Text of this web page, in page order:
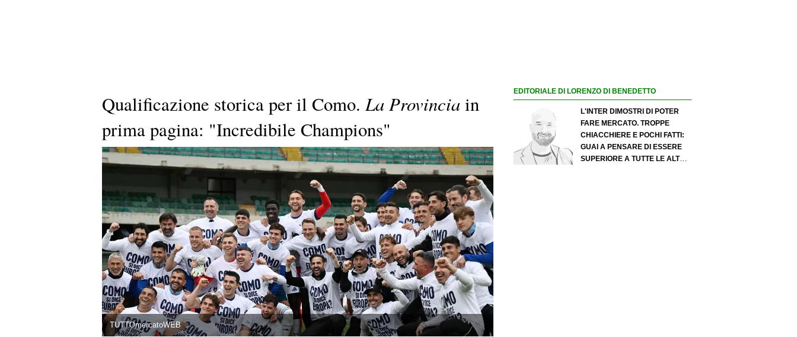
Qualificazione storica per il Como.La Provinciain
prima pagina: "Incredibile Champions"
TUTTOmercatoWEB
EDITORIALE DI LORENZO DI BENEDETTO
L'INTER DIMOSTRI DI POTER
FARE MERCATO. TROPPE
CHIACCHIERE E POCHI FATTI:
GUAI A PENSARE DI ESSERE
SUPERIORE A TUTTE LE ALTRE